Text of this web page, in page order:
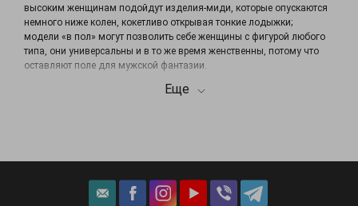
высоким женщинам подойдут изделия-миди, которые опускаются
немного ниже колен, кокетливо открывая тонкие лодыжки;
модели «в пол» могут позволить себе женщины с фигурой любого
типа, они универсальны и в то же время женственны, потому что
оставляют поле для мужской фантазии.
Товар на сайте сопровождается описанием с указанием длины и
производителя
Еще